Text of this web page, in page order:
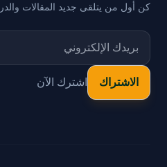
كن أول من يتلقى جديد المقالات
اشترك الآن